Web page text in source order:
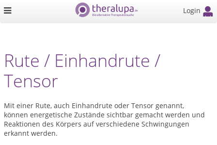
Login
Rute / Einhandrute /
Tensor
Mit einer Rute, auch Einhandrute oder Tensor genannt,
können energetische Zustände sichtbar gemacht werden und
Reaktionen des Körpers auf verschiedene Schwingungen
erkannt werden.